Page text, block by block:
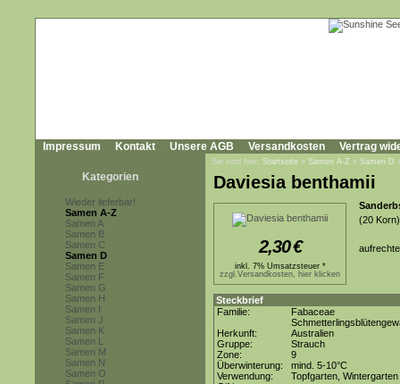
Impressum Kontakt Unsere AGB Versandkosten Vertrag
Kategorien
Wieder lieferbar!
Samen A-Z
Samen A
Samen B
Samen C
Samen D
Samen E
Samen F
Samen G
Samen H
Samen I
Samen J
Samen K
Samen L
Samen M
Samen N
Samen O
Sie sind hier: Startseite » Samen A-Z » Samen D
Daviesia benthamii
2,30€
inkl. 7% Umsatzsteuer *
zzgl.Versandkosten, hier klicken
(20 Korn)
Steckbrief
Familie:
Fabaceae
Herkunft:
Australien
Gruppe:
Strauch
Zone:
9
Überwinterung:
mind. 5-10°C
Verwendung:
Topfgarten, Wintergarten